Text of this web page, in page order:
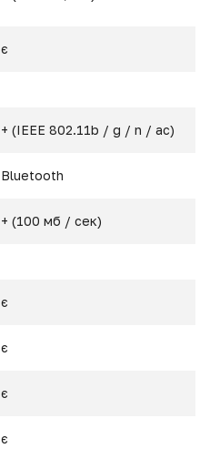
є
+ (IEEE 802.11b / g / n / ас)
Bluetooth
+ (100 мб / сек)
є
є
є
є